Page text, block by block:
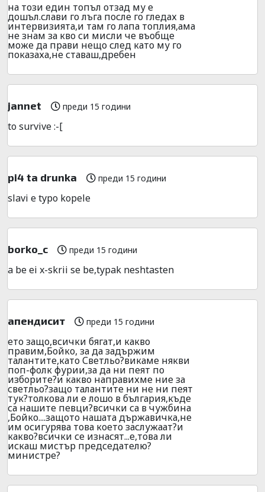
на този един топъл отзад му е
дошъл.слави го лъга после го гледах в
интервизията,и там го лапа топлия,ама
не знам за кво си мисли че въобще
може да прави нещо след като му го
показаха,не ставаш,дребен
jannet преди 15 години
to survive :-[
pi4 ta drunka преди 15 години
slavi e typo kopele
borko_c преди 15 години
a be ei x-skrii se be,typak neshtasten
апендисит преди 15 години
ето защо,всички бягат,и какво
правим,Бойко, за да задържим
талантите,като Светльо?викаме някви
поп-фолк фурии,за да ни пеят по
изборите?и какво направихме ние за
светльо?защо талантите ни не ни пеят
тук?толкова ли е лошо в българия,къде
са нашите певци?всички са в чужбина
,Бойко....защото нашата държавичка,не
им осигурява това което заслужаат?и
какво?всички се изнасят...е,това ли
искаш мистър председателю?
министре?